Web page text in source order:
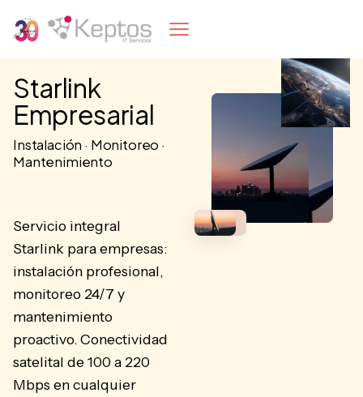
Starlink
Empresarial
Instalación · Monitoreo ·
Mantenimiento
Servicio integral
Starlink para empresas:
instalación profesional,
monitoreo 24/7 y
mantenimiento
proactivo. Conectividad
satelital de 100 a 220
Mbps en cualquier